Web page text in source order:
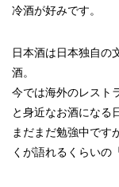
冷酒が好みです。
日本酒は日本独自の
酒。
今では海外のレスト
と身近なお酒になる
まだまだ勉強中です
くが語れるくらいの